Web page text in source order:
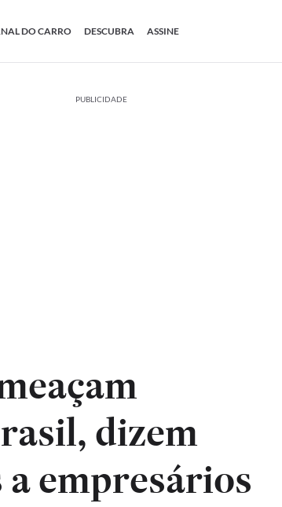
DO CARRO DESCUBRA ASSINE
PUBLICIDADE
dizem
empresários